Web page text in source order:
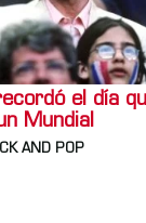
el día
Mundial
AND POP